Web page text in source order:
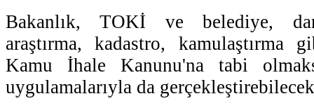
Bakanlık, TOKİ ve belediye,
araştırma, kadastro, kamulaştırma
Kamu İhale Kanunu'na tabi
uygulamalarıyla da